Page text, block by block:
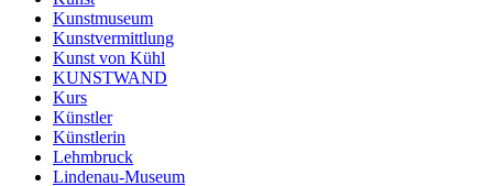
Kunstmuseum
Kunstvermittlung
Kunst von Kühl
KUNSTWAND
Kurs
Künstler
Künstlerin
Lehmbruck
Lindenau-Museum